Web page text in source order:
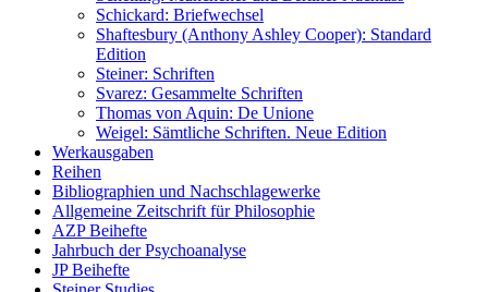
Schickard: Briefwechsel
Shaftesbury (Anthony Ashley Cooper): Standard
Edition
Steiner: Schriften
Svarez: Gesammelte Schriften
Thomas von Aquin: De Unione
Weigel: Sämtliche Schriften. Neue Edition
Werkausgaben
Reihen
Bibliographien und Nachschlagewerke
Allgemeine Zeitschrift für Philosophie
AZP Beihefte
Jahrbuch der Psychoanalyse
JP Beihefte